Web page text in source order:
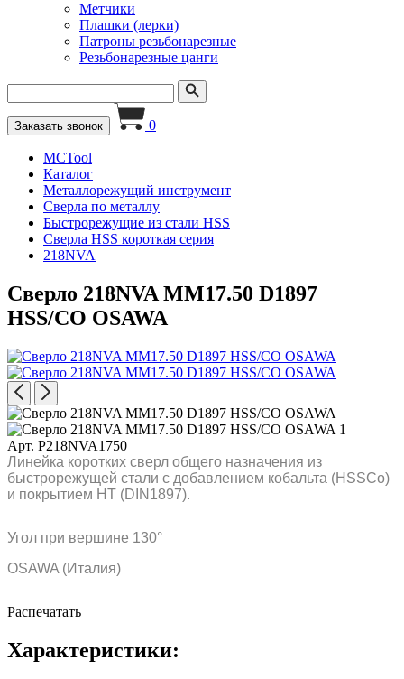
Метчики
Плашки (лерки)
Патроны резьбонарезные
Резьбонарезные цанги
Заказать звонок 0
MCTool
Каталог
Металлорежущий инструмент
Сверла по металлу
Быстрорежущие из стали HSS
Сверла HSS короткая серия
218NVA
Сверло 218NVA MM17.50 D1897
HSS/CO OSAWA
Арт. P218NVA1750
Линейка коротких сверл общего назначения из
быстрорежущей стали с добавлением кобальта (HSSCo)
и покрытием HT (DIN1897).
Угол при вершине 130°
OSAWA (Италия)
Распечатать
Характеристики: